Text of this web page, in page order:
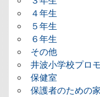
４年生
５年生
６年生
その他
井波小学校プロ
保健室
保護者のための